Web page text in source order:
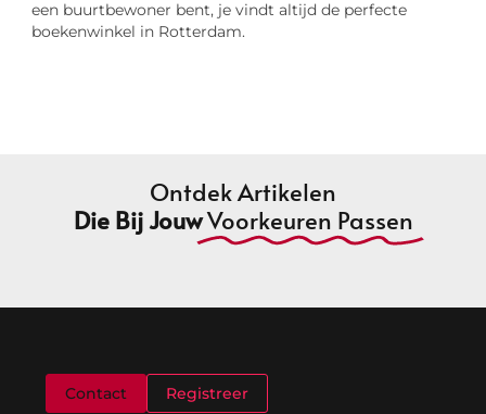
een buurtbewoner bent, je vindt altijd de perfecte
boekenwinkel in Rotterdam.
Ontdek Artikelen
Die Bij JouwVoorkeuren Passen
Contact Registreer